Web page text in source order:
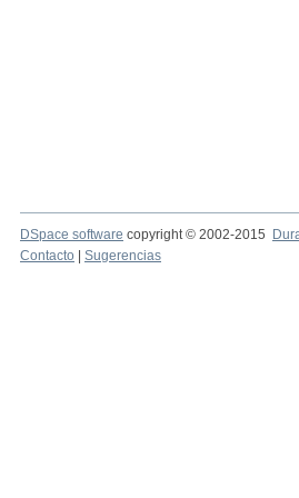
DSpace software copyright © 2002-2015
Contacto
Sugerencias